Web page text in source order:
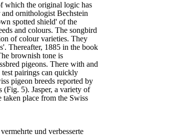
which the original logic has
ornithologist Bechstein
spotted shield' of the
and colours. The songbird
of colour varieties. They
Thereafter, 1885 in the book
brownish tone is
pigeons. There with and
pairings can quickly
pigeon breeds reported by
5). Jasper, a variety of
taken place from the Swiss
und ver­besserte